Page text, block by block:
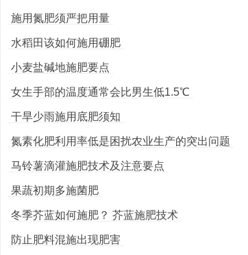
施用氮肥须严把用量
水稻田该如何施用硼肥
小麦盐碱地施肥要点
女生手部的温度通常会比男生低1.5℃
干旱少雨施用底肥须知
氮素化肥利用率低是困扰农业生产的突出问题
马铃薯滴灌施肥技术及注意要点
果蔬初期多施菌肥
冬季芥蓝如何施肥？ 芥蓝施肥技术
防止肥料混施出现肥害